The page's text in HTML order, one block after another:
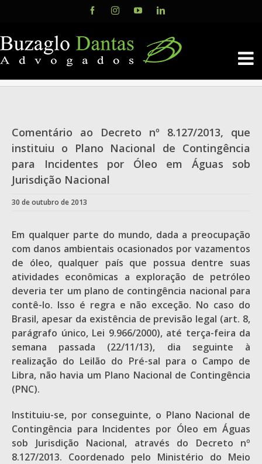
content
FacebookInstagramYouTubeLinkedIn
Comentário ao Decreto nº 8.127/2013, que
instituiu o Plano Nacional de Contingência
para Incidentes por Óleo em Águas sob
Jurisdição Nacional
30 de outubro de 2013
Em qualquer parte do mundo, dada a preocupação
com danos ambientais ocasionados por vazamentos
de óleo, qualquer país que possua dentre suas
atividades econômicas a exploração de petróleo
deveria ter um plano de contingência nacional para
contê-lo. Isso é regra e não exceção. No caso do
Brasil, apesar da existência de previsão legal (art. 8,
parágrafo único, Lei 9.966/2000), até terça-feira da
semana passada (22/11/13), dia seguinte à
realização do Leilão do Pré-sal para o Campo de
Libra, não havia um Plano Nacional de Contingência
(PNC).
Instituiu-se, por conseguinte, o Plano Nacional de
Contingência para Incidentes por Óleo em Águas
sob Jurisdição Nacional, através do Decreto nº
8.127/2013. Coordenado pelo Ministério do Meio